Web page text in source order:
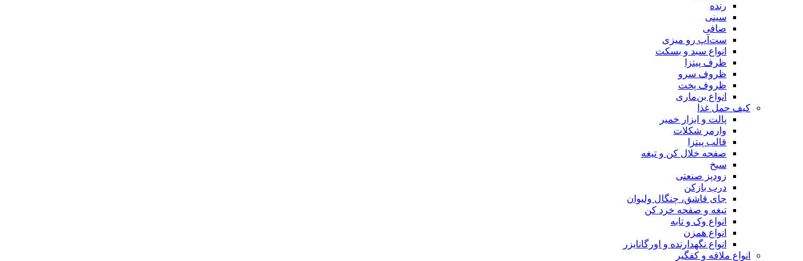
رنده
سینی
صافی
ست‌آپ رو میزی
انواع سبد و بسکت
ظرف پیتزا
ظروف سرو
ظروف پخت
انواع بن‌ماری
کیف حمل غذا
پالت و ابزار خمیر
وارمر شکلات
قالب پیتزا
صفحه خلال کن و تیغه
سیخ
زودپز صنعتی
درب بازکن
جای قاشق، چنگال ولیوان
تیغه و صفحه خرد کن
انواع وک و تابه
انواع همزن
انواع نگهدارنده و اورگانایزر
انواع ملاقه و کفگیر